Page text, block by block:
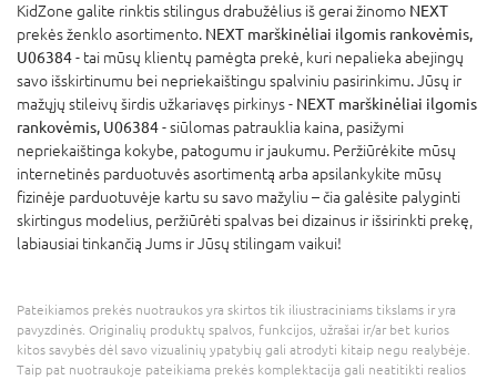
KidZone galite rinktis stilingus drabužėlius iš gerai žinomo NEXT
prekės ženklo asortimento. NEXT marškinėliai ilgomis rankovėmis,
U06384- tai mūsų klientų pamėgta prekė, kuri nepalieka abejingų
savo išskirtinumu bei nepriekaištingu spalviniu pasirinkimu. Jūsų ir
mažųjų stileivų širdis užkariavęs pirkinys - NEXT marškinėliai ilgomis
rankovėmis, U06384- siūlomas patrauklia kaina, pasižymi
nepriekaištinga kokybe, patogumu ir jaukumu. Peržiūrėkite mūsų
internetinės parduotuvės asortimentą arba apsilankykite mūsų
fizinėje parduotuvėje kartu su savo mažyliu – čia galėsite palyginti
skirtingus modelius, peržiūrėti spalvas bei dizainus ir išsirinkti prekę,
labiausiai tinkančią Jums ir Jūsų stilingam vaikui!
Pateikiamos prekės nuotraukos yra skirtos tik iliustraciniams tikslams ir yra
pavyzdinės. Originalių produktų spalvos, funkcijos, užrašai ir/ar bet kurios
kitos savybės dėl savo vizualinių ypatybių gali atrodyti kitaip negu realybėje.
Taip pat nuotraukoje pateikiama prekės komplektacija gali neatitikti realios